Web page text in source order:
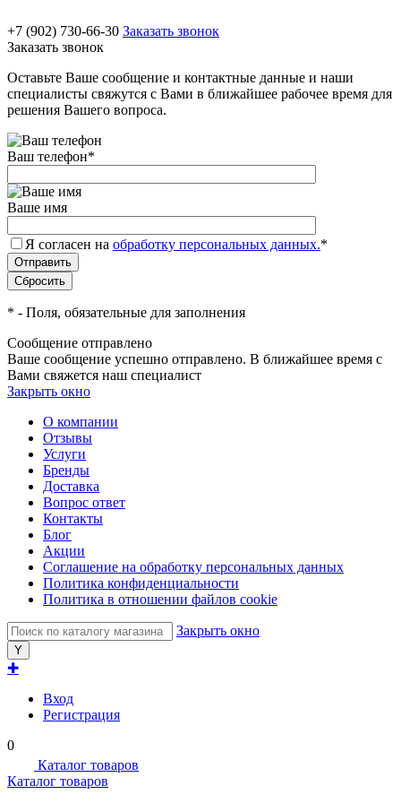
+7 (902) 730-66-30 Заказать звонок
Заказать звонок
Оставьте Ваше сообщение и контактные данные и наши
специалисты свяжутся с Вами в ближайшее рабочее время для
решения Вашего вопроса.
Ваш телефон*
Ваше имя
Я согласен на обработку персональных данных.*
* - Поля, обязательные для заполнения
Сообщение отправлено
Ваше сообщение успешно отправлено. В ближайшее время с
Вами свяжется наш специалист
Закрыть окно
О компании
Отзывы
Услуги
Бренды
Доставка
Вопрос ответ
Контакты
Блог
Акции
Соглашение на обработку персональных данных
Политика конфиденциальности
Политика в отношении файлов cookie
Закрыть окно
✚
Вход
Регистрация
0
Каталог товаров
Каталог товаров